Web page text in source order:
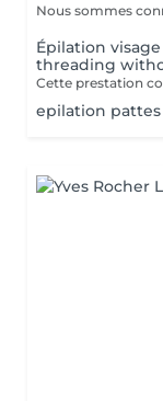
Nous sommes
Épilation
threading
epilation pattes